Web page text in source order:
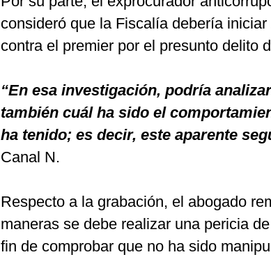
consideró que la Fiscalía debería
contra el premier por el presunto delito
“En esa investigación, podría
también cuál ha sido el
ha tenido; es decir, este aparente
Canal N.
Respecto a la grabación, el abogado
maneras se debe realizar una pericia
fin de comprobar que no ha sido